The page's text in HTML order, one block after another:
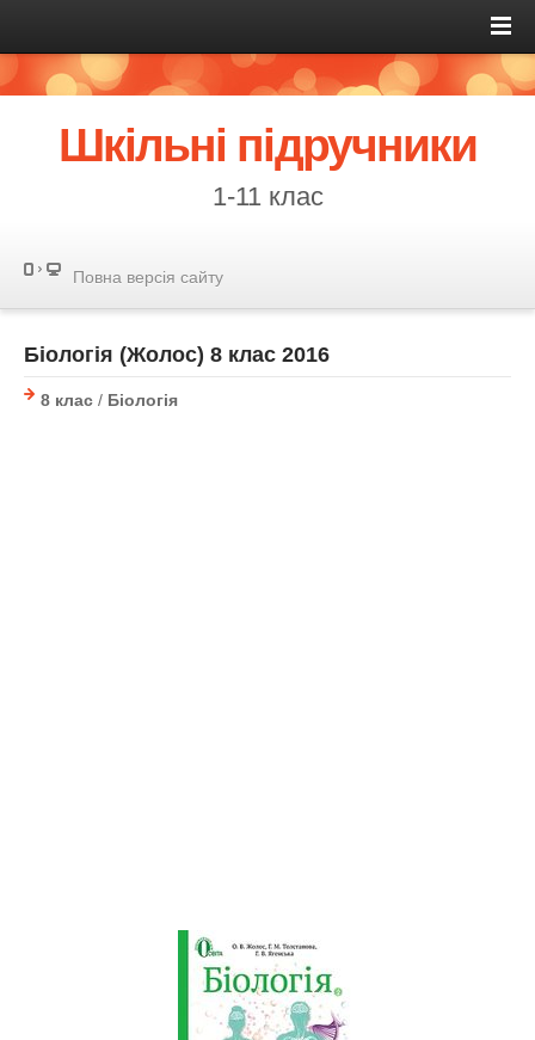
Шкільні підручники
1-11 клас
Повна версія сайту
Біологія (Жолос) 8 клас 2016
8 клас / Біологія